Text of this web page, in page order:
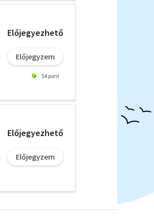
Előjegyezhető
Előjegyzem
54 pont
Előjegyezhető
Előjegyzem